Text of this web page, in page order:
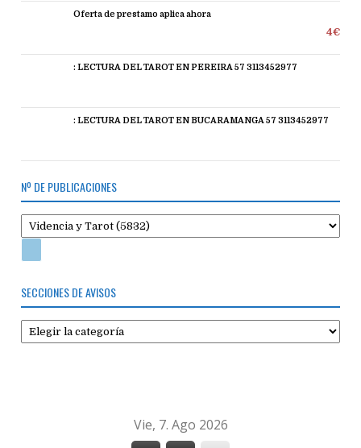
Oferta de prestamo aplica ahora
4€
: LECTURA DEL TAROT EN PEREIRA 57 3113452977
: LECTURA DEL TAROT EN BUCARAMANGA 57 3113452977
Nº DE PUBLICACIONES
SECCIONES DE AVISOS
Secciones
de